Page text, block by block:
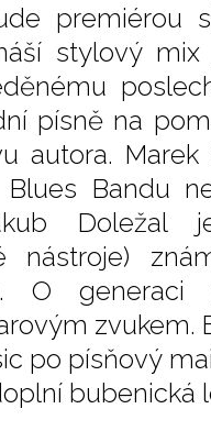
premiérou
stylový
písně na
autora.
Bandu
Doležal
nástroje)
O generaci
zvukem.
po písňový
bubenická